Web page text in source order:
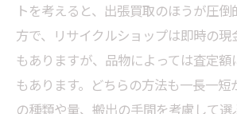
トを考えると、出張買取のほうが圧
方で、リサイクルショップは即時の
もありますが、品物によっては査定額
もあります。どちらの方法も一長一
の種類や量、搬出の手間を考慮して